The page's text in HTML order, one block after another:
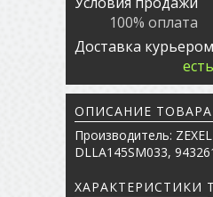
100% оплата
Доставка курьером
есть
ОПИСАНИЕ ТОВАРА
Производитель:
DLLA145SM033,
ХАРАКТЕРИСТИКИ